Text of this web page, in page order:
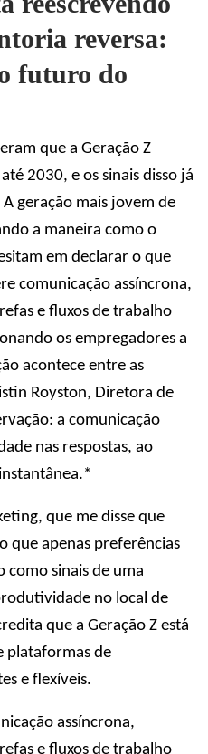
reversa:
futuro do
que a Geração Z
2030, e os sinais disso já
geração mais jovem de
a maneira como o
em declarar o que
comunicação assíncrona,
e fluxos de trabalho
os empregadores a
acontece entre as
Royston, Diretora de
a comunicação
nas respostas, ao
que me disse que
que apenas preferências
como sinais de uma
no local de
que a Geração Z está
plataformas de
e flexíveis.
assíncrona,
e fluxos de trabalho